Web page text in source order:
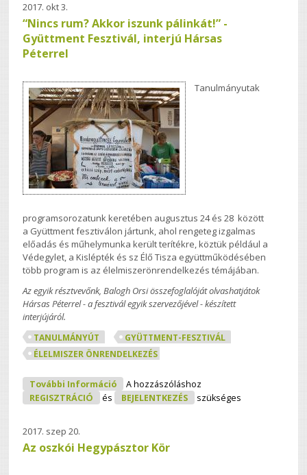
2017. okt 3.
“Nincs rum? Akkor iszunk pálinkát!” -
Gyüttment Fesztivál, interjú Hársas
Péterrel
Tanulmányutak
programsorozatunk keretében augusztus 24 és 28 között
a Gyüttment fesztiválon jártunk, ahol rengeteg izgalmas
előadás és műhelymunka került terítékre, köztük például a
Védegylet, a Kislépték és sz Élő Tisza együttműködésében
több program is az élelmiszerönrendelkezés témájában.
Az egyik résztvevőnk, Balogh Orsi összefoglalóját olvashatjátok
Hársas Péterrel - a fesztivál egyik szervezőjével - készített
interjújáról.
TANULMÁNYÚT
GYÜTTMENT-FESZTIVÁL
ÉLELMISZER ÖNRENDELKEZÉS
További Információ “Nincs Rum? Akkor Iszunk Pálinkát!” -
Gyüttment Fesztivál, Interjú Hársas
Péterrel Tartalommal Kapcsolatosan
A hozzászóláshoz
REGISZTRÁCIÓ
és BEJELENTKEZÉS szükséges
2017. szep 20.
Az oszkói Hegypásztor Kör